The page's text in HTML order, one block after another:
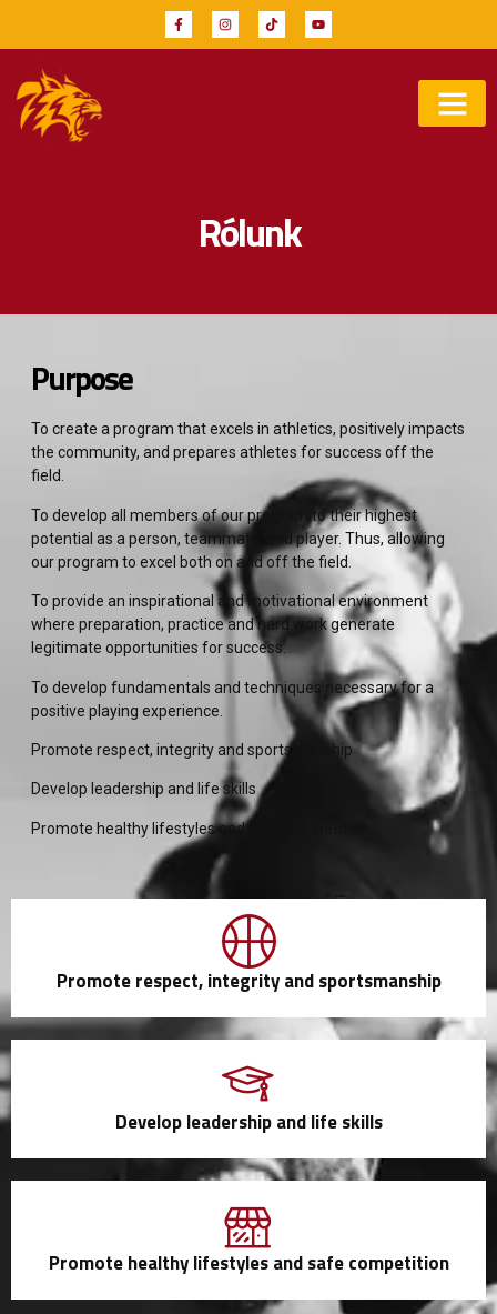
Rólunk
Purpose
To create a program that excels in athletics, positively impacts
the community, and prepares athletes for success off the
field.
To develop all members of our program to their highest
potential as a person, teammate, and player. Thus, allowing
our program to excel both on and off the field.
To provide an inspirational and motivational environment
where preparation, practice and hard work generate
legitimate opportunities for success.
To develop fundamentals and techniques necessary for a
positive playing experience.
Promote respect, integrity and sportsmanship
Develop leadership and life skills
Promote healthy lifestyles and safe competition
Promote respect, integrity and sportsmanship
Develop leadership and life skills
Promote healthy lifestyles and safe competition